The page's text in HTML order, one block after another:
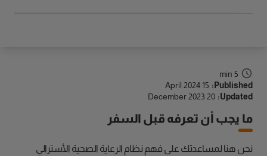
5 min
Published:
15 April 2024
Updated:
20 December 2023
ما يجب أن تعرفه قبل السفر
نحن هنا لمساعدتك على فهم نظام الرعاية الصحية الأسترالي